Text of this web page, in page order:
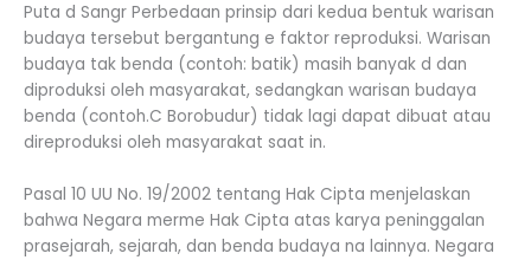
Puta d Sangr Perbedaan prinsip dari kedua bentuk warisan
budaya tersebut bergantung e faktor reproduksi. Warisan
budaya tak benda (contoh: batik) masih banyak d dan
diproduksi oleh masyarakat, sedangkan warisan budaya
benda (contoh.C Borobudur) tidak lagi dapat dibuat atau
direproduksi oleh masyarakat saat in.
Pasal 10 UU No. 19/2002 tentang Hak Cipta menjelaskan
bahwa Negara merme Hak Cipta atas karya peninggalan
prasejarah, sejarah, dan benda budaya na lainnya. Negara